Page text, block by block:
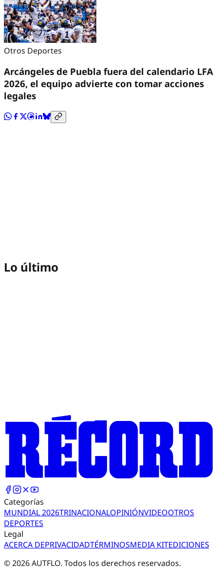
Otros Deportes
Arcángeles de Puebla fuera del calendario LFA
2026, el equipo advierte con tomar acciones
legales
Lo último
Categorías
MUNDIAL 2026TRINACIONALOPINIÓNVIDEOOTROS
DEPORTES
Legal
ACERCA DEPRIVACIDADTÉRMINOSMEDIA KITEDICIONES
©2026AUTFLO. Todos los derechos reservados.